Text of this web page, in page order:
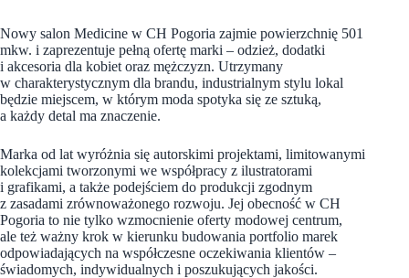
Nowy salon Medicine w CH Pogoria zajmie powierzchnię 501
mkw. i zaprezentuje pełną ofertę marki – odzież, dodatki
i akcesoria dla kobiet oraz mężczyzn. Utrzymany
w charakterystycznym dla brandu, industrialnym stylu lokal
będzie miejscem, w którym moda spotyka się ze sztuką,
a każdy detal ma znaczenie.
Marka od lat wyróżnia się autorskimi projektami, limitowanymi
kolekcjami tworzonymi we współpracy z ilustratorami
i grafikami, a także podejściem do produkcji zgodnym
z zasadami zrównoważonego rozwoju. Jej obecność w CH
Pogoria to nie tylko wzmocnienie oferty modowej centrum,
ale też ważny krok w kierunku budowania portfolio marek
odpowiadających na współczesne oczekiwania klientów –
świadomych, indywidualnych i poszukujących jakości.